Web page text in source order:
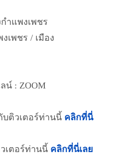
ำแพงเพชร
เพชร / เมือง
น์ : ZOOM
บติวเตอร์ท่านนี้ คลิกที่นี่
เตอร์ท่านนี้ คลิกที่นี่เลย